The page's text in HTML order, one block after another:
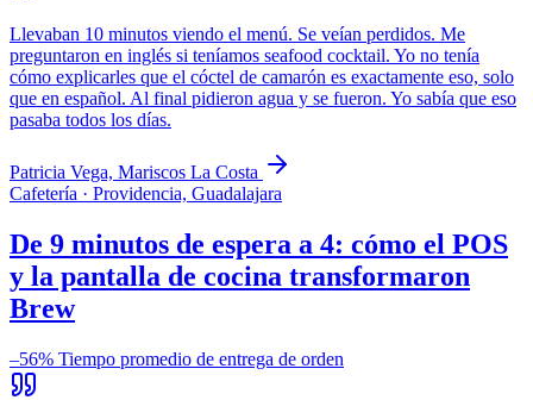
Llevaban 10 minutos viendo el menú. Se veían perdidos. Me
preguntaron en inglés si teníamos seafood cocktail. Yo no tenía
cómo explicarles que el cóctel de camarón es exactamente eso, solo
que en español. Al final pidieron agua y se fueron. Yo sabía que eso
pasaba todos los días.
Patricia Vega, Mariscos La Costa
Cafetería · Providencia, Guadalajara
De 9 minutos de espera a 4: cómo el POS
y la pantalla de cocina transformaron
Brew
–56% Tiempo promedio de entrega de orden